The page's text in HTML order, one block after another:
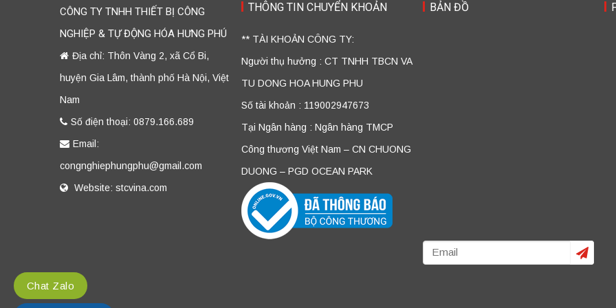
CÔNG TY TNHH THIẾT BỊ CÔNG
NGHIỆP & TỰ ĐỘNG HÓA HƯNG PHÚ
Địa chỉ: Thôn Vàng 2, xã Cổ Bi,
huyện Gia Lâm, thành phố Hà Nội, Việt
Nam
Số điện thoại: 0879.166.689
Email:
congnghiephungphu@gmail.com
Website: stcvina.com
THÔNG TIN CHUYỂN KHOẢN
** TÀI KHOẢN CÔNG TY:
Người thụ hưởng : CT TNHH TBCN VA
TU DONG HOA HUNG PHU
Số tài khoản : 119002947673
Tại Ngân hàng : Ngân hàng TMCP
Công thương Việt Nam – CN CHUONG
DUONG – PGD OCEAN PARK
Chat Zalo
BẢN ĐỒ